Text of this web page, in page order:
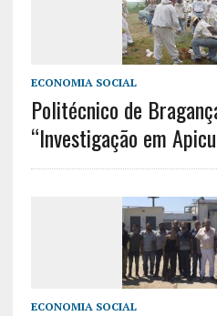
ECONOMIA SOCIAL
Politécnico de
“Investigação em
ECONOMIA SOCIAL